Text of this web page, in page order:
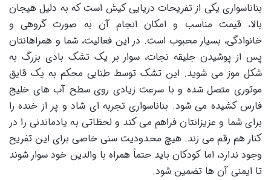
بناناسواری یکی از تفریحات دریایی کیش است که به دلیل هیجان
بالا، قیمت مناسب و امکان انجام آن به صورت گروهی و
خانوادگی، بسیار محبوب است. در این فعالیت، شما و همراهانتان
پس از پوشیدن جلیقه نجات، سوار بر یک تشک بادی بزرگ به
شکل موز می شوید. این تشک توسط طنابی محکم به یک قایق
موتوری متصل شده و با سرعت زیادی روی سطح آب های خلیج
فارس کشیده می شود. بناناسواری تجربه ای شاد و پر از خنده را
برای شما و عزیزانتان فراهم می کند و لحظاتی به یادماندنی را در
کنار هم رقم می زند. هیچ محدودیت سنی خاصی برای این تفریح
وجود ندارد، اما کودکان باید حتماً همراه با والدین خود سوار شوند
تا ایمنی آن ها تضمین شود.